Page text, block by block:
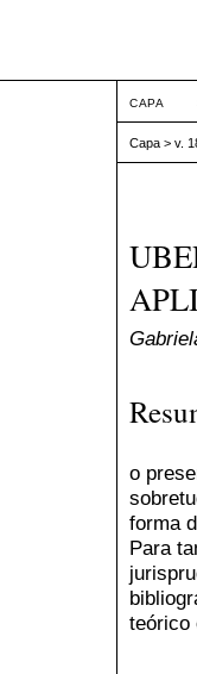
CAPA
Capa > v.
o
forma
Para
teórico